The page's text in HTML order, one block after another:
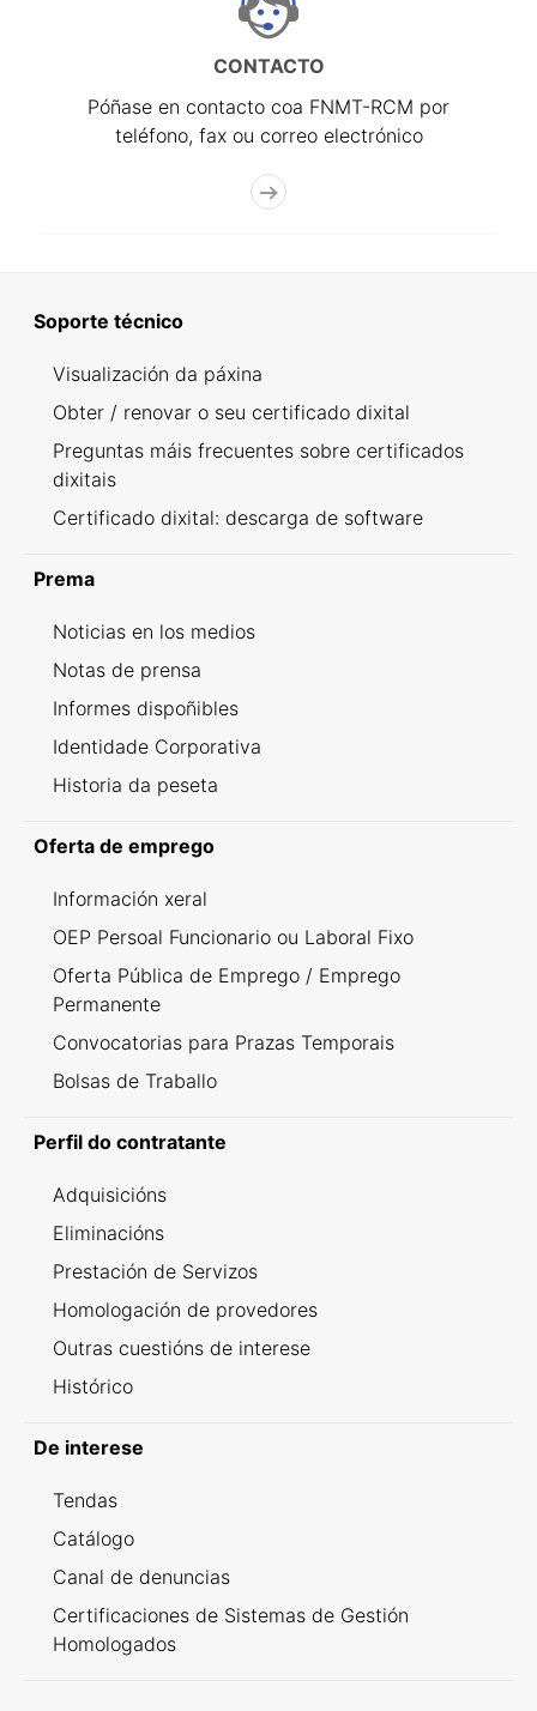
CONTACTO
Póñase en contacto coa FNMT-RCM por
teléfono, fax ou correo electrónico
Soporte técnico
Visualización da páxina
Obter / renovar o seu certificado dixital
Preguntas máis frecuentes sobre certificados
dixitais
Certificado dixital: descarga de software
Prema
Noticias en los medios
Notas de prensa
Informes dispoñibles
Identidade Corporativa
Historia da peseta
Oferta de emprego
Información xeral
OEP Persoal Funcionario ou Laboral Fixo
Oferta Pública de Emprego / Emprego
Permanente
Convocatorias para Prazas Temporais
Bolsas de Traballo
Perfil do contratante
Adquisicións
Eliminacións
Prestación de Servizos
Homologación de provedores
Outras cuestións de interese
Histórico
De interese
Tendas
Catálogo
Canal de denuncias
Certificaciones de Sistemas de Gestión
Homologados